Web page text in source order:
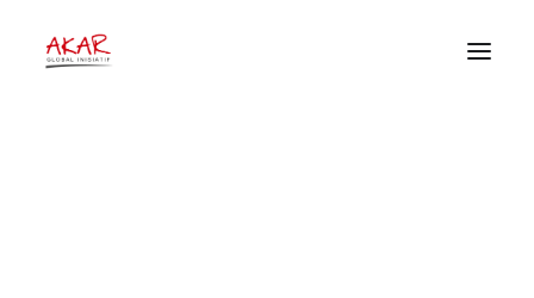
Akar Global Inisiatif Perkuat